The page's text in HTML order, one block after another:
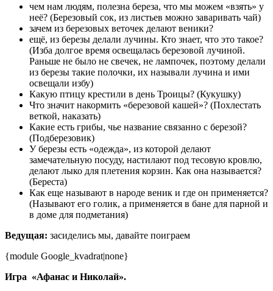
чем нам людям, полезна береза, что мы можем «взять» у
неё? (Березовый сок, из листьев можно заваривать чай)
зачем из березовых веточек делают веники?
ещё, из березы делали лучины. Кто знает, что это такое?
(Изба долгое время освещалась березовой лучиной.
Раньше не было не свечек, не лампочек, поэтому делали
из березы такие полочки, их называли лучина и ими
освещали избу)
Какую птицу крестили в день Троицы? (Кукушку)
Что значит накормить «березовой кашей»? (Похлестать
веткой, наказать)
Какие есть грибы, чье название связанно с березой?
(Подберезовик)
У березы есть «одежда», из которой делают
замечательную посуду, настилают под тесовую кровлю,
делают лыко для плетения корзин. Как она называется?
(Береста)
Как еще называют в народе веник и где он применяется?
(Называют его голик, а применяется в бане для парной и
в доме для подметания)
Ведущая: засиделись мы, давайте поиграем
{module Google_kvadrat|none}
Игра «Афанас и Николай».